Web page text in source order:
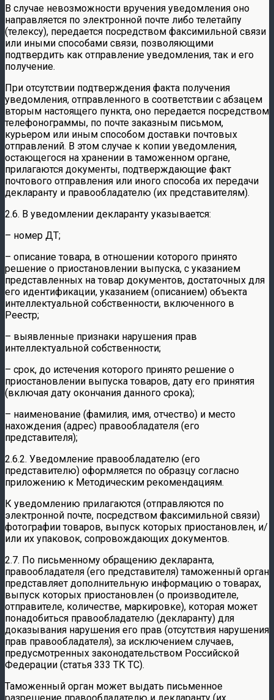
В случае невозможности вручения уведомления оно
направляется по электронной почте либо телетайпу
(телексу), передается посредством факсимильной связи
или иными способами связи, позволяющими
подтвердить как отправление уведомления, так и его
получение.
При отсутствии подтверждения факта получения
уведомления, отправленного в соответствии с абзацем
вторым настоящего пункта, оно передается посредством
телефонограммы, по почте заказным письмом,
курьером или иным способом доставки почтовых
отправлений. В этом случае к копии уведомления,
остающегося на хранении в таможенном органе,
прилагаются документы, подтверждающие факт
почтового отправления или иного способа их передачи
декларанту и правообладателю (их представителям).
2.6. В уведомлении декларанту указывается:
– номер ДТ;
– описание товара, в отношении которого принято
решение о приостановлении выпуска, с указанием
представленных на товар документов, достаточных для
его идентификации, указанием (описанием) объекта
интеллектуальной собственности, включенного в
Реестр;
– выявленные признаки нарушения прав
интеллектуальной собственности;
– срок, до истечения которого принято решение о
приостановлении выпуска товаров, дату его принятия
(включая дату окончания данного срока);
– наименование (фамилия, имя, отчество) и место
нахождения (адрес) правообладателя (его
представителя);
2.6.2. Уведомление правообладателю (его
представителю) оформляется по образцу согласно
приложению к Методическим рекомендациям.
К уведомлению прилагаются (отправляются по
электронной почте, посредством факсимильной связи)
фотографии товаров, выпуск которых приостановлен, и/
или их упаковок, сопровождающих документов.
2.7. По письменному обращению декларанта,
правообладателя (его представителя) таможенный орган
представляет дополнительную информацию о товарах,
выпуск которых приостановлен (о производителе,
отправителе, количестве, маркировке), которая может
понадобиться правообладателю (декларанту) для
доказывания нарушения его прав (отсутствия нарушения
прав правообладателя), за исключением случаев,
предусмотренных законодательством Российской
Федерации (статья 333 ТК ТС).
Таможенный орган может выдать письменное